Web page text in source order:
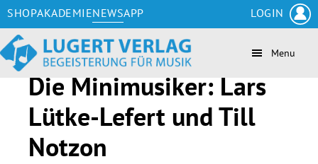
Zum
Inhalt
springen
Skip
to
secondary
navigation
Zur
Seitenspalte
springen
Zur
Fußzeile
springen
Menu
Die Minimusiker: Lars
Lütke-Lefert und Till
Notzon
SHOPAKADEMIENEWSAPP LOGIN